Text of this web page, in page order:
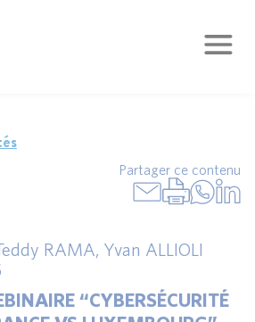
Partager ce contenu
RAMA, Yvan ALLIOLI
“CYBERSÉCURITÉ